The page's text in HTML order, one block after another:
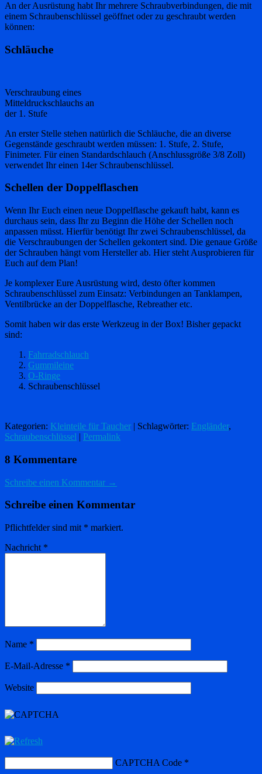
An der Ausrüstung habt Ihr mehrere Schraubverbindungen, die mit
einem Schraubenschlüssel geöffnet oder zu geschraubt werden
können:
Schläuche
Verschraubung eines
Mitteldruckschlauchs an
der 1. Stufe
An erster Stelle stehen natürlich die Schläuche, die an diverse
Gegenstände geschraubt werden müssen: 1. Stufe, 2. Stufe,
Finimeter. Für einen Standardschlauch (Anschlussgröße 3/8 Zoll)
verwendet Ihr einen 14er Schraubenschlüssel.
Schellen der Doppelflaschen
Wenn Ihr Euch einen neue Doppelflasche gekauft habt, kann es
durchaus sein, dass Ihr zu Beginn die Höhe der Schellen noch
anpassen müsst. Hierfür benötigt Ihr zwei Schraubenschlüssel, da
die Verschraubungen der Schellen gekontert sind. Die genaue Größe
der Schrauben hängt vom Hersteller ab. Hier steht Ausprobieren für
Euch auf dem Plan!
Je komplexer Eure Ausrüstung wird, desto öfter kommen
Schraubenschlüssel zum Einsatz: Verbindungen an Tanklampen,
Ventilbrücke an der Doppelflasche, Rebreather etc.
Somit haben wir das erste Werkzeug in der Box! Bisher gepackt
sind:
Fahrradschlauch
Gummileine
O-Ringe
Schraubenschlüssel
Kategorien: Kleinteile für Taucher | Schlagwörter: Engländer,
Schraubenschlüssel | Permalink
8 Kommentare
Schreibe einen Kommentar →
Schreibe einen Kommentar
Pflichtfelder sind mit * markiert.
Nachricht *
Name *
E-Mail-Adresse *
Website
CAPTCHA Code *